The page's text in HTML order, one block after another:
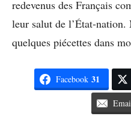
redevenus des Français
leur salut de l’État-nation.
quelques piécettes dans
Facebook 31